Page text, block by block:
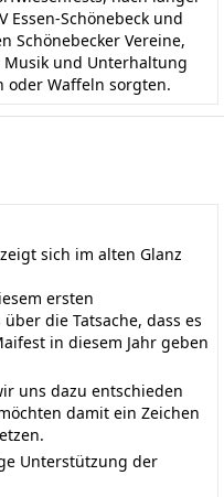
Essen-Schönebeck und
Schönebecker Vereine,
und Unterhaltung
oder Waffeln sorgten.
sich im alten Glanz
ersten
die Tatsache, dass es
in diesem Jahr geben
uns dazu entschieden
damit ein Zeichen
Unterstützung der